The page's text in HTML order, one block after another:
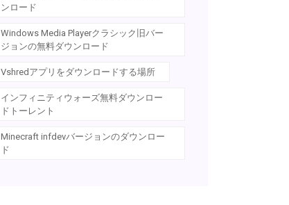
ンロード
Windows Media Playerクラシック旧バー
ジョンの無料ダウンロード
Vshredアプリをダウンロードする場所
インフィニティウォーズ無料ダウンロー
ドトーレント
Minecraft infdevバージョンのダウンロー
ド